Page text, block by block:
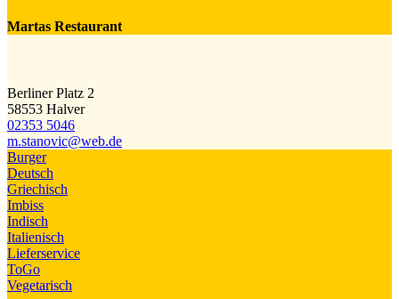
Martas Restaurant
Berliner Platz 2
58553 Halver
02353 5046
m.stanovic@​web.de
Burger
Deutsch
Griechisch
Imbiss
Indisch
Italienisch
Lieferservice
ToGo
Vegetarisch